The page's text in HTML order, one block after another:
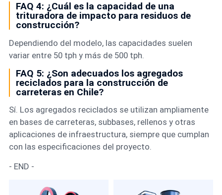
FAQ 4: ¿Cuál es la capacidad de una
trituradora de impacto para residuos de
construcción?
Dependiendo del modelo, las capacidades suelen
variar entre 50 tph y más de 500 tph.
FAQ 5: ¿Son adecuados los agregados
reciclados para la construcción de
carreteras en Chile?
Sí. Los agregados reciclados se utilizan ampliamente
en bases de carreteras, subbases, rellenos y otras
aplicaciones de infraestructura, siempre que cumplan
con las especificaciones del proyecto.
- END -